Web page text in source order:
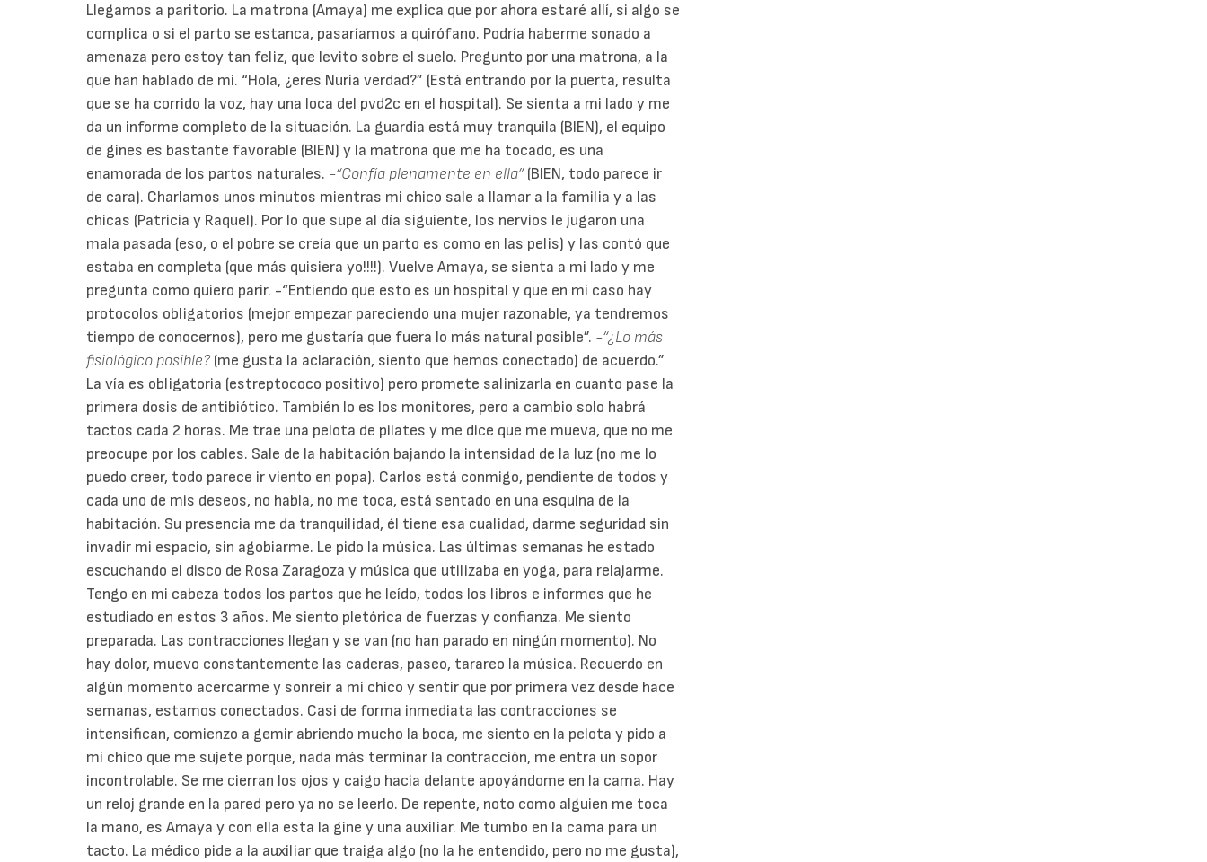
Llegamos a paritorio. La matrona (Amaya) me explica que por ahora estaré allí, si algo se
complica o si el parto se estanca, pasaríamos a quirófano. Podría haberme sonado a
amenaza pero estoy tan feliz, que levito sobre el suelo. Pregunto por una matrona, a la
que han hablado de mí. “Hola, ¿eres Nuria verdad?” (Está entrando por la puerta, resulta
que se ha corrido la voz, hay una loca del pvd2c en el hospital). Se sienta a mi lado y me
da un informe completo de la situación. La guardia está muy tranquila (BIEN), el equipo
de gines es bastante favorable (BIEN) y la matrona que me ha tocado, es una
enamorada de los partos naturales. -“Confía plenamente en ella”(BIEN, todo parece ir
de cara). Charlamos unos minutos mientras mi chico sale a llamar a la familia y a las
chicas (Patricia y Raquel). Por lo que supe al día siguiente, los nervios le jugaron una
mala pasada (eso, o el pobre se creía que un parto es como en las pelis) y las contó que
estaba en completa (que más quisiera yo!!!!). Vuelve Amaya, se sienta a mi lado y me
pregunta como quiero parir. -“Entiendo que esto es un hospital y que en mi caso hay
protocolos obligatorios (mejor empezar pareciendo una mujer razonable, ya tendremos
tiempo de conocernos), pero me gustaría que fuera lo más natural posible”. -“¿Lo más
fisiológico posible? (me gusta la aclaración, siento que hemos conectado) de acuerdo.”
La vía es obligatoria (estreptococo positivo) pero promete salinizarla en cuanto pase la
primera dosis de antibiótico. También lo es los monitores, pero a cambio solo habrá
tactos cada 2 horas. Me trae una pelota de pilates y me dice que me mueva, que no me
preocupe por los cables. Sale de la habitación bajando la intensidad de la luz (no me lo
puedo creer, todo parece ir viento en popa). Carlos está conmigo, pendiente de todos y
cada uno de mis deseos, no habla, no me toca, está sentado en una esquina de la
habitación. Su presencia me da tranquilidad, él tiene esa cualidad, darme seguridad sin
invadir mi espacio, sin agobiarme. Le pido la música. Las últimas semanas he estado
escuchando el disco de Rosa Zaragoza y música que utilizaba en yoga, para relajarme.
Tengo en mi cabeza todos los partos que he leído, todos los libros e informes que he
estudiado en estos 3 años. Me siento pletórica de fuerzas y confianza. Me siento
preparada. Las contracciones llegan y se van (no han parado en ningún momento). No
hay dolor, muevo constantemente las caderas, paseo, tarareo la música. Recuerdo en
algún momento acercarme y sonreír a mi chico y sentir que por primera vez desde hace
semanas, estamos conectados. Casi de forma inmediata las contracciones se
intensifican, comienzo a gemir abriendo mucho la boca, me siento en la pelota y pido a
mi chico que me sujete porque, nada más terminar la contracción, me entra un sopor
incontrolable. Se me cierran los ojos y caigo hacia delante apoyándome en la cama. Hay
un reloj grande en la pared pero ya no se leerlo. De repente, noto como alguien me toca
la mano, es Amaya y con ella esta la gine y una auxiliar. Me tumbo en la cama para un
tacto. La médico pide a la auxiliar que traiga algo (no la he entendido, pero no me gusta),